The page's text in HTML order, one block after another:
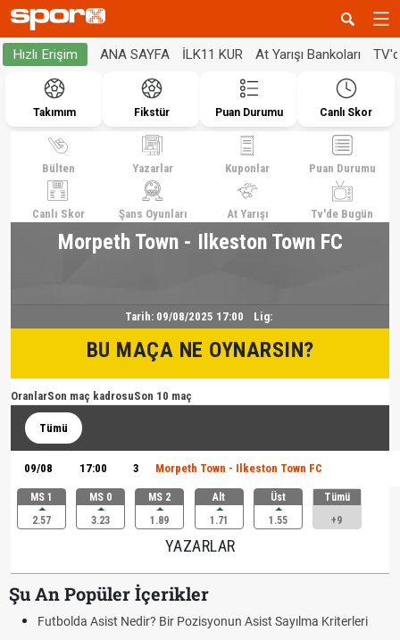
Hızlı Erişim ANA SAYFA İLK11 KUR At Yarışı Bankoları
Takımım Fikstür Puan Durumu Canlı Skor
Bülten Yazarlar Kuponlar Puan Durumu
Canlı Skor Şans Oyunları At Yarışı Tv'de Bugün
Morpeth Town - Ilkeston Town FC
Tarih: 09/08/2025 17:00 Lig:
BU MAÇA NE OYNARSIN?
OranlarSon maç kadrosuSon 10 maç
Tümü
09/08 17:00 3 Morpeth Town - Ilkeston Town FC
MS 1
2.57
MS 0
3.23
MS 2
1.89
Alt
1.71
Üst
1.55
Tümü
+9
YAZARLAR
Şu An Popüler İçerikler
Futbolda Asist Nedir? Bir Pozisyonun Asist Sayılma Kriterleri